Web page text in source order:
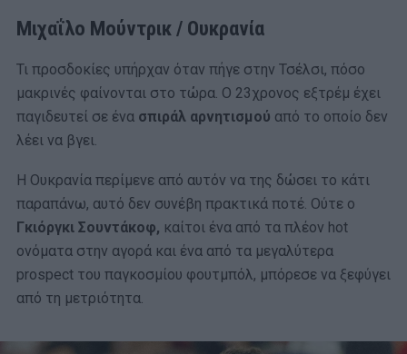
Μιχαΐλο Μούντρικ / Ουκρανία
Τι προσδοκίες υπήρχαν όταν πήγε στην Τσέλσι, πόσο
μακρινές φαίνονται στο τώρα. Ο 23χρονος εξτρέμ έχει
παγιδευτεί σε ένα σπιράλ αρνητισμού από το οποίο δεν
λέει να βγει.
Η Ουκρανία περίμενε από αυτόν να της δώσει το κάτι
παραπάνω, αυτό δεν συνέβη πρακτικά ποτέ. Ούτε ο
Γκιόργκι Σουντάκοφ, καίτοι ένα από τα πλέον hot
ονόματα στην αγορά και ένα από τα μεγαλύτερα
prospect του παγκοσμίου φουτμπόλ, μπόρεσε να ξεφύγει
από τη μετριότητα.